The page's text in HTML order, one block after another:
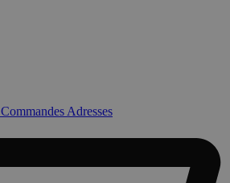
Commandes Adresses